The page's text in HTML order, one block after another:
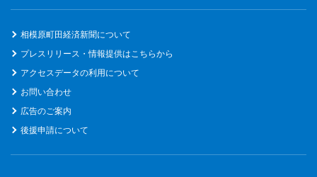
相模原町田経済新聞について
プレスリリース・情報提供はこちらから
アクセスデータの利用について
お問い合わせ
広告のご案内
後援申請について